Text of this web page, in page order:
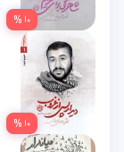
۱۰ %
۱۰ %